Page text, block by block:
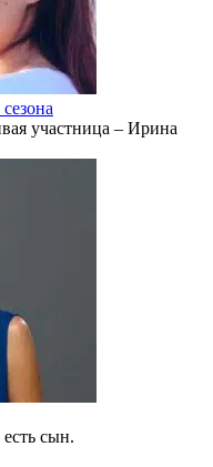
участница – Ирина
сын.